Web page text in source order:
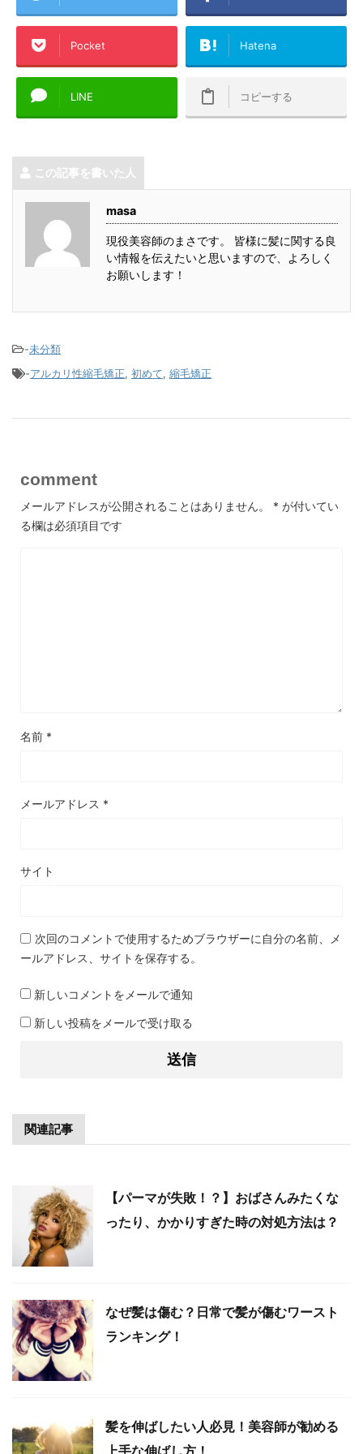
Pocket Hatena
LINE コピーする
この記事を書いた人
masa
現役美容師のまさです。 皆様に髪に関する良
い情報を伝えたいと思いますので、よろしく
お願いします！
-未分類
-アルカリ性縮毛矯正, 初めて, 縮毛矯正
comment
メールアドレスが公開されることはありません。 * が付いてい
る欄は必須項目です
名前 *
メールアドレス *
サイト
次回のコメントで使用するためブラウザーに自分の名前、メ
ールアドレス、サイトを保存する。
新しいコメントをメールで通知
新しい投稿をメールで受け取る
関連記事
【パーマが失敗！？】おばさんみたくな
ったり、かかりすぎた時の対処方法は？
なぜ髪は傷む？日常で髪が傷むワースト
ランキング！
髪を伸ばしたい人必見！美容師が勧める
上手な伸ばし方！